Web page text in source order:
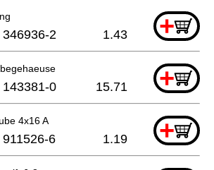
+
346936-2 1.43
+
143381-0 15.71
4x16 A +
911526-6 1.19